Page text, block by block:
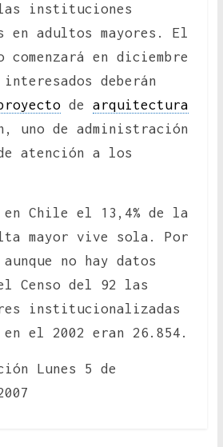
instituciones
en adultos mayores. El
comenzará en diciembre
deberán
de arquitectura
uno de administración
atención a los
en Chile el 13,4% de la
mayor vive sola. Por
no hay datos
Censo del 92 las
institucionalizadas
el 2002 eran 26.854.
Lunes 5 de